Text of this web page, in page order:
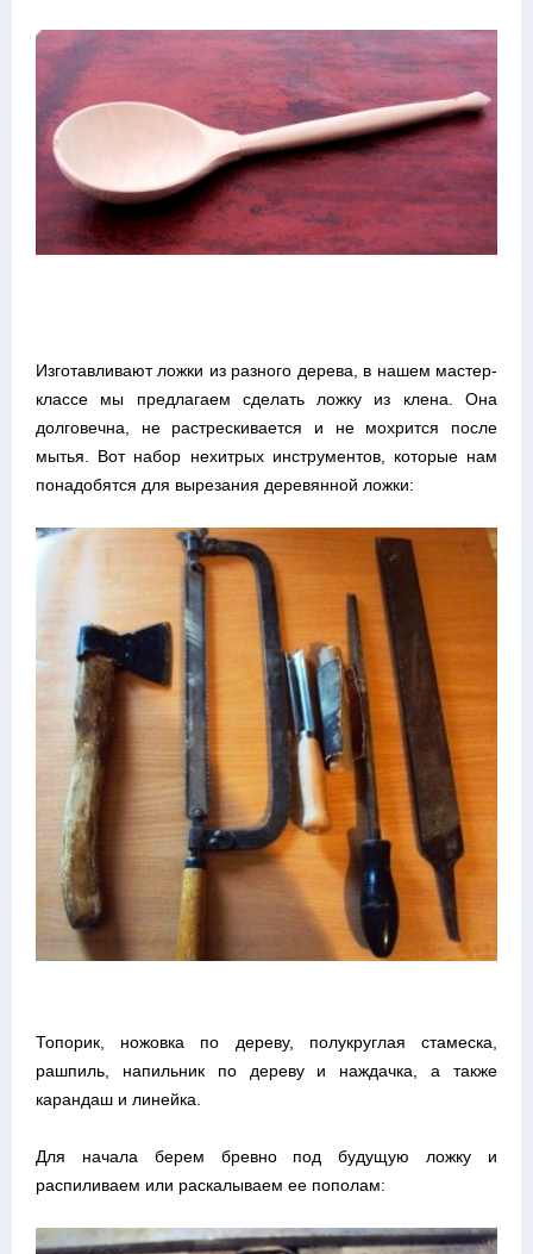
Изготавливают ложки из разного дерева, в нашем мастер-
классе мы предлагаем сделать ложку из клена. Она
долговечна, не растрескивается и не мохрится после
мытья. Вот набор нехитрых инструментов, которые нам
понадобятся для вырезания деревянной ложки:
Топорик, ножовка по дереву, полукруглая стамеска,
рашпиль, напильник по дереву и наждачка, а также
карандаш и линейка.
Для начала берем бревно под будущую ложку и
распиливаем или раскалываем ее пополам: